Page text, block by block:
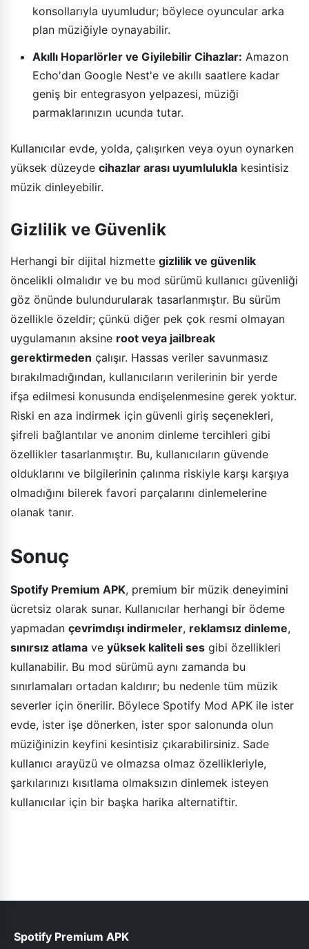
konsollarıyla uyumludur; böylece oyuncular arka
plan müziğiyle oynayabilir.
Akıllı Hoparlörler ve Giyilebilir Cihazlar: Amazon
Echo'dan Google Nest'e ve akıllı saatlere kadar
geniş bir entegrasyon yelpazesi, müziği
parmaklarınızın ucunda tutar.
Kullanıcılar evde, yolda, çalışırken veya oyun oynarken
yüksek düzeyde cihazlar arası uyumlulukla kesintisiz
müzik dinleyebilir.
Gizlilik ve Güvenlik
Herhangi bir dijital hizmette gizlilik ve güvenlik
öncelikli olmalıdır ve bu mod sürümü kullanıcı güvenliği
göz önünde bulundurularak tasarlanmıştır. Bu sürüm
özellikle özeldir; çünkü diğer pek çok resmi olmayan
uygulamanın aksine root veya jailbreak
gerektirmeden çalışır. Hassas veriler savunmasız
bırakılmadığından, kullanıcıların verilerinin bir yerde
ifşa edilmesi konusunda endişelenmesine gerek yoktur.
Riski en aza indirmek için güvenli giriş seçenekleri,
şifreli bağlantılar ve anonim dinleme tercihleri gibi
özellikler tasarlanmıştır. Bu, kullanıcıların güvende
olduklarını ve bilgilerinin çalınma riskiyle karşı karşıya
olmadığını bilerek favori parçalarını dinlemelerine
olanak tanır.
Sonuç
Spotify Premium APK, premium bir müzik deneyimini
ücretsiz olarak sunar. Kullanıcılar herhangi bir ödeme
yapmadan çevrimdışı indirmeler, reklamsız dinleme,
sınırsız atlama ve yüksek kaliteli ses gibi özellikleri
kullanabilir. Bu mod sürümü aynı zamanda bu
sınırlamaları ortadan kaldırır; bu nedenle tüm müzik
severler için önerilir. Böylece Spotify Mod APK ile ister
evde, ister işe dönerken, ister spor salonunda olun
müziğinizin keyfini kesintisiz çıkarabilirsiniz. Sade
kullanıcı arayüzü ve olmazsa olmaz özellikleriyle,
şarkılarınızı kısıtlama olmaksızın dinlemek isteyen
kullanıcılar için bir başka harika alternatiftir.
Spotify Premium APK